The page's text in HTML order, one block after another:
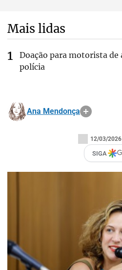
Mais lidas
Doação para motorista de
polícia
Ana Mendonça
12/03/
SIGA